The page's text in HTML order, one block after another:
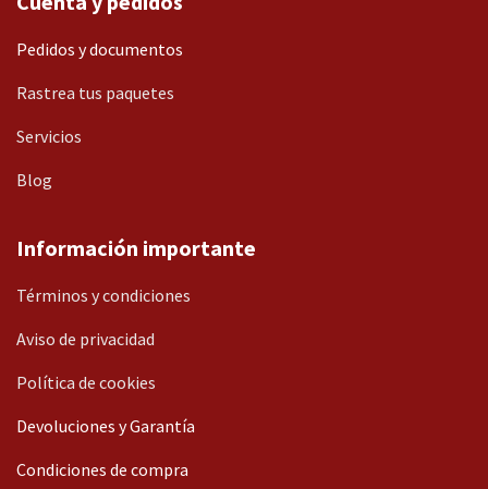
Pedidos y documentos
Rastrea tus paquetes
Servicios
Blog
Información importante
Términos y condiciones
Aviso de privacidad
Política de cookies
Devoluciones y Garantía
Condiciones de compra